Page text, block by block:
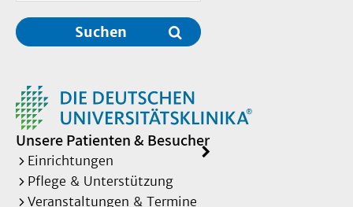
Suchen
Unsere Patienten & Besucher
Einrichtungen
Pflege & Unterstützung
Veranstaltungen & Termine